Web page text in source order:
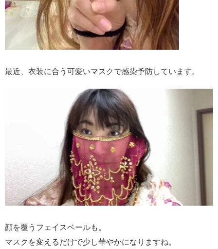
最近、衣装に合う可愛いマスクで感染予防しています。
顔を覆うフェイスベールも。
マスクを変えるだけで少し華やかになりますね。